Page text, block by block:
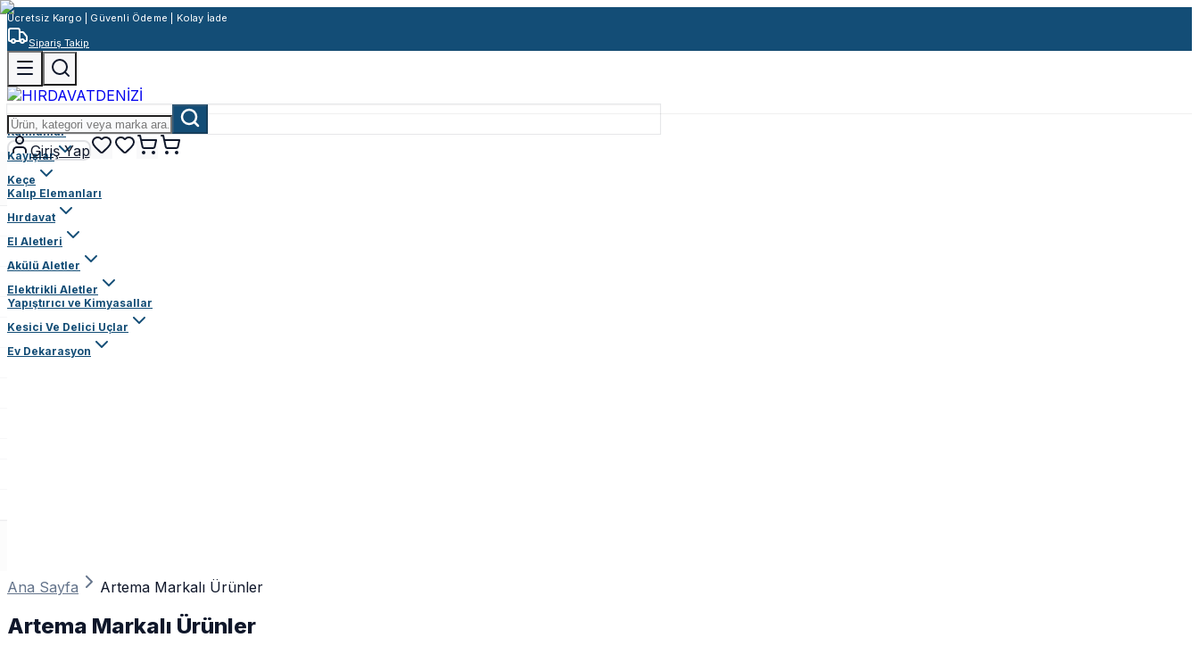
Ücretsiz Kargo | Güvenli Ödeme | Kolay İade
Sipariş Takip
Giriş Yap
Rulmanlar
Kayışlar
Keçe
Kalıp Elemanları
Hırdavat
El Aletleri
Akülü Aletler
Elektrikli Aletler
Yapıştırıcı ve Kimyasallar
Kesici Ve Delici Uçlar
Ev Dekarasyon
Ana Sayfa Artema Markalı Ürünler
Artema Markalı Ürünler